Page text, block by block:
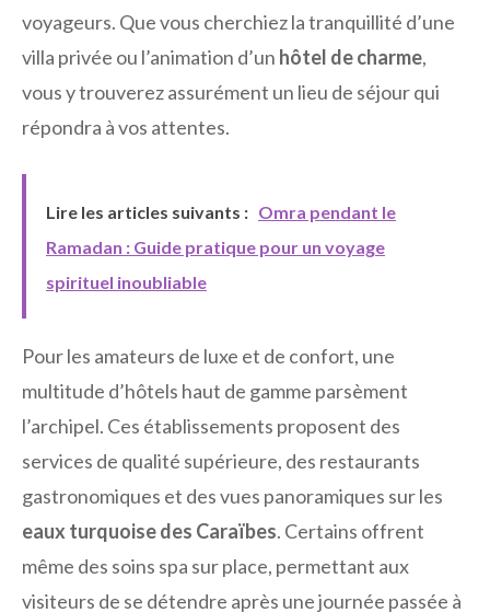
voyageurs. Que vous cherchiez la tranquillité d’une
villa privée ou l’animation d’un hôtel de charme,
vous y trouverez assurément un lieu de séjour qui
répondra à vos attentes.
Lire les articles suivants : Omra pendant le
Ramadan : Guide pratique pour un voyage
spirituel inoubliable
Pour les amateurs de luxe et de confort, une
multitude d’hôtels haut de gamme parsèment
l’archipel. Ces établissements proposent des
services de qualité supérieure, des restaurants
gastronomiques et des vues panoramiques sur les
eaux turquoise des Caraïbes. Certains offrent
même des soins spa sur place, permettant aux
visiteurs de se détendre après une journée passée à